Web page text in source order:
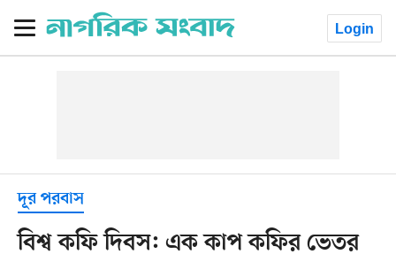
Login
দূর পরবাস
বিশ্ব কফি দিবস: এক কাপ কফির ভেতর